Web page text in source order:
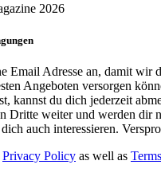
2026
Email Adresse an, damit wir
Angeboten versorgen
kannst du dich jederzeit
Dritte weiter und werden dir
auch interessieren.
Privacy Policy as well as